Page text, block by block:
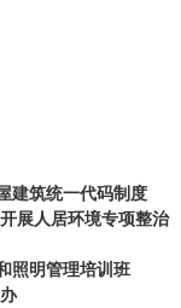
建筑统一代码制度
展人居环境专项整治
照明管理培训班